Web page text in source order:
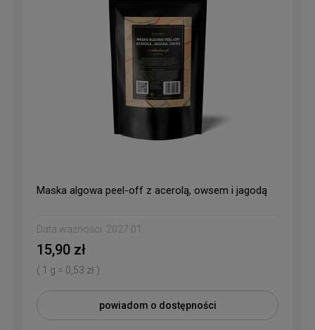
Maska algowa peel-off z acerolą, owsem i jagodą
Data ważności: 2027.01
15,90 zł
( 1 g = 0,53 zł )
powiadom o dostępności